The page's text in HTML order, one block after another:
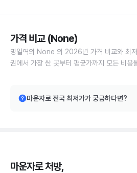
가격 비교 (None)
명일역의 None 의 2026년 가격 비교와 최
권에서 가장 싼 곳부터 평균가까지 모든 비용
마운자로 전국 최저가가 궁금하다면?
마운자로 처방,